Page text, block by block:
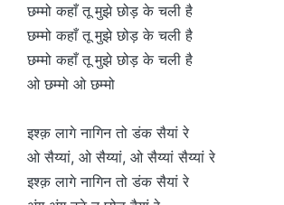
छम्मो कहाँ तू मुझे छोड़ के चली है
छम्मो कहाँ तू मुझे छोड़ के चली है
छम्मो कहाँ तू मुझे छोड़ के चली है
ओ छम्मो ओ छम्मो
इश्क़ लागे नागिन तो डंक सैयां रे
ओ सैय्यां, ओ सैय्यां, ओ सैय्यां सैय्यां रे
इश्क़ लागे नागिन तो डंक सैयां रे